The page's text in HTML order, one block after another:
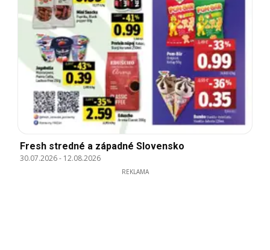
Fresh stredné a západné Slovensko
30.07.2026- 12.08.2026
REKLAMA